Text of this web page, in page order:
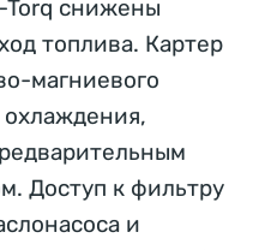
Torq снижены
топлива. Картер
магниевого
охлаждения,
Доступ к фильтру
и